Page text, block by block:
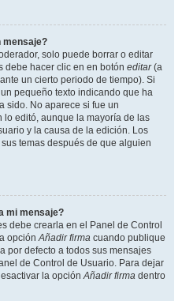
mensaje?
solo puede borrar o editar
debe hacer clic en en botón editar(a
un cierto periodo de tiempo). Si
pequeño texto indicando que ha
sido. No aparece si fue un
editó, aunque la mayoría de las
y la causa de la edición. Los
temas después de que alguien
mi mensaje?
debe crearla en el Panel de Control
opciónAñadir firma cuando publique
por defecto a todos sus mensajes
de Control de Usuario. Para dejar
la opciónAñadir firma dentro